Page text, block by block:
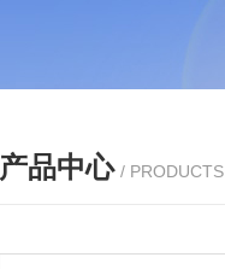
产品中心 / PRODUCTS